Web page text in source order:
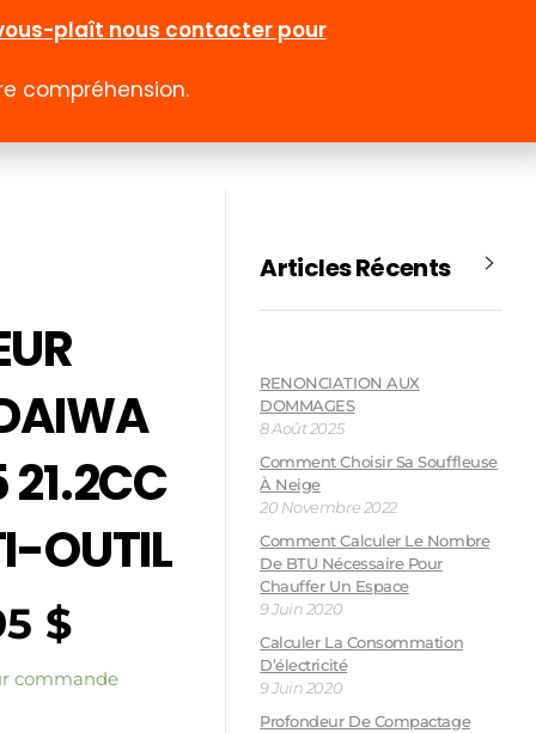
Emploi
OUTIL
$
commande
Articles Récents
RENONCIATION AUX
DOMMAGES
8 Août 2025
Comment Choisir Sa Souffleuse
À Neige
20 Novembre 2022
Comment Calculer Le Nombre
De BTU Nécessaire Pour
Chauffer Un Espace
9 Juin 2020
Calculer La Consommation
D’électricité
9 Juin 2020
Profondeur De Compactage
plaît nous contacter pour
compréhension.